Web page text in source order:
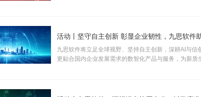
九思软件将立足全球视野、坚持自主创新，深耕AI与信
更贴合国内企业发展需求的数智化产品与服务，为新质